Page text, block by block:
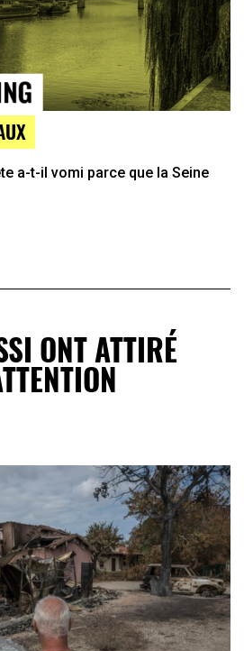
a-t-il vomi parce que la Seine
ONT ATTIRÉ